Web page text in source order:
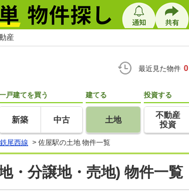
産
最近見た物件 0
戸建てを買う
新築 中古
建てる
土地
投資する
不動産
投資
尾西線 > 佐屋駅の土地 物件一覧
・分譲地・売地) 物件一覧